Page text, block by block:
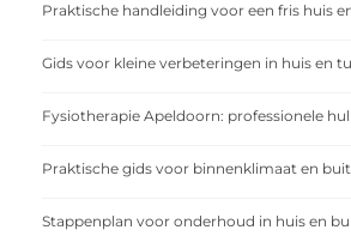
Praktische handleiding voor een fris huis
Gids voor kleine verbeteringen in huis en
Fysiotherapie Apeldoorn: professionele
Praktische gids voor binnenklimaat en
Stappenplan voor onderhoud in huis en